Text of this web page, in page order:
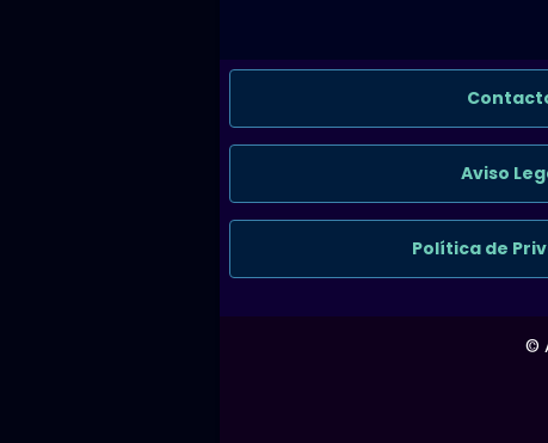
Aviso
Política de
©